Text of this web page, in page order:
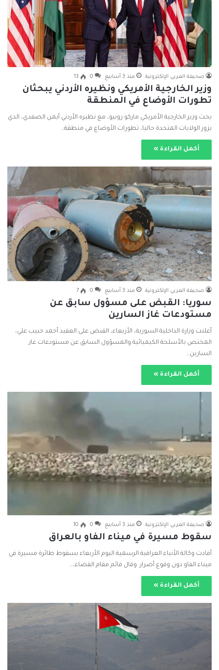
صحيفة العربي الإلكترونية منذ 3 أسابيع 0
13
وزير الخارجية الأمريكي ونظيره الأردني يبحثان
تطورات الأوضاع في المنطقة
بحث وزير الخارجية الأمريكي ماركو روبيو، مع نظيره الأردني أيمن الصفدي، الذي
يزور الولايات المتحدة حاليا، تطورات الأوضاع في منطقة…
أكمل القراءة »
صحيفة العربي الإلكترونية منذ 3 أسابيع 0
7
سوريا: القبض على مسؤول سابق عن
مستودعات غاز السارين
أعلنت وزارة الداخلية السورية، الأربعاء، القبض على العقيد أحمد حبيب علي،
المختص بالأسلحة الكيميائية والمسؤول السابق عن مستودعات غاز
السارين…
أكمل القراءة »
صحيفة العربي الإلكترونية منذ 3 أسابيع 0
10
سقوط مسيرة في ميناء الفاو بالعراق
⁠أفادت ‌وكالة الأنباء ‌العراقية الرسمية ‌اليوم ⁠الأربعاء بسقوط طائرة مسيرة في
ميناء ‌الفاو دون ⁠وقوع أضرار. وقال قائم مقام القضاء،…
أكمل القراءة »